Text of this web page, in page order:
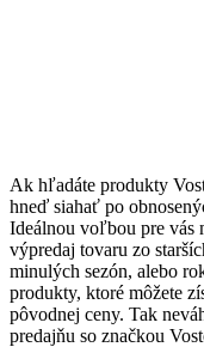
Ak hľadáte produkty
hneď siahať po
Ideálnou voľbou pre vás
výpredaj tovaru zo
minulých sezón, alebo
produkty, ktoré môžete
pôvodnej ceny. Tak
predajňu so značkou